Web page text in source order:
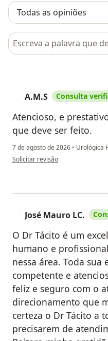
Pesquisar em opiniões
A.M.S Consulta
Atencioso, e
que deve ser feito.
7 de agosto de 2026 • Urológica
na opinião do utilizador A.M.S
Solicitar revisão
José Mauro LC.
O Dr Tácito é um
humano e
nessa área. Toda
competente e
feliz e seguro com o
direcionamento que
certeza o Dr Tácito a
precisarem de